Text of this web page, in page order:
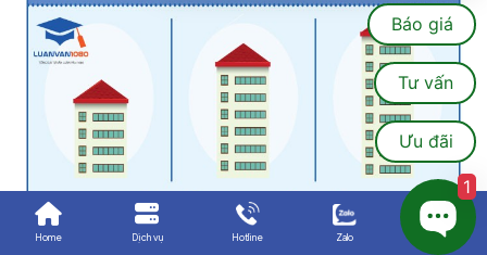
Home Dịch vụ Hotline Zalo Ưu đãi
Báo giá
Tư vấn
Ưu đãi
1